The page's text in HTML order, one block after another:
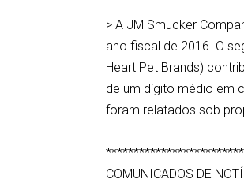
> A JM Smucker
ano fiscal de 2016. O
Heart Pet Brands)
de um dígito médio em
foram relatados sob
COMUNICADOS DE